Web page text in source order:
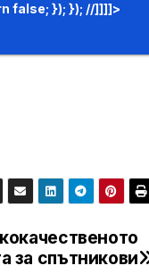
за спътникови